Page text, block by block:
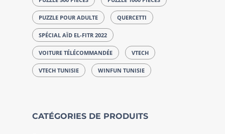
PUZZLE POUR ADULTE QUERCETTI
SPÉCIAL AÏD EL-FITR 2022
VOITURE TÉLÉCOMMANDÉE VTECH
VTECH TUNISIE WINFUN TUNISIE
CATÉGORIES DE PRODUITS